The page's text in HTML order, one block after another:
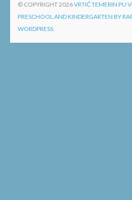
© COPYRIGHT 2026VRTIĆ TEMERIN PU
PRESCHOOL AND KINDERGARTEN BY
WORDPRESS.